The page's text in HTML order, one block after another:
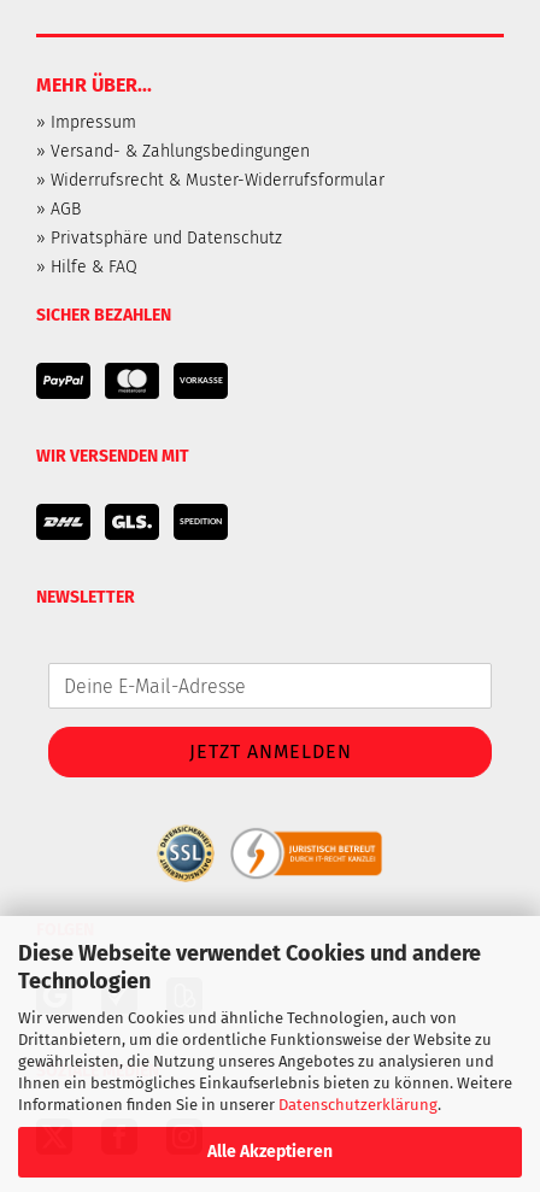
Diese Webseite verwendet Cookies und andere
Technologien
Wir verwenden Cookies und ähnliche Technologien, auch von
Drittanbietern, um die ordentliche Funktionsweise der Website zu
gewährleisten, die Nutzung unseres Angebotes zu analysieren und
Ihnen ein bestmögliches Einkaufserlebnis bieten zu können. Weitere
Informationen finden Sie in unserer Datenschutzerklärung.
Alle Akzeptieren
MEHR ÜBER...
» Impressum
» Versand- & Zahlungsbedingungen
» Widerrufsrecht & Muster-Widerrufsformular
» AGB
» Privatsphäre und Datenschutz
» Hilfe & FAQ
SICHER BEZAHLEN
WIR VERSENDEN MIT
NEWSLETTER
SOZIALE MEDIEN